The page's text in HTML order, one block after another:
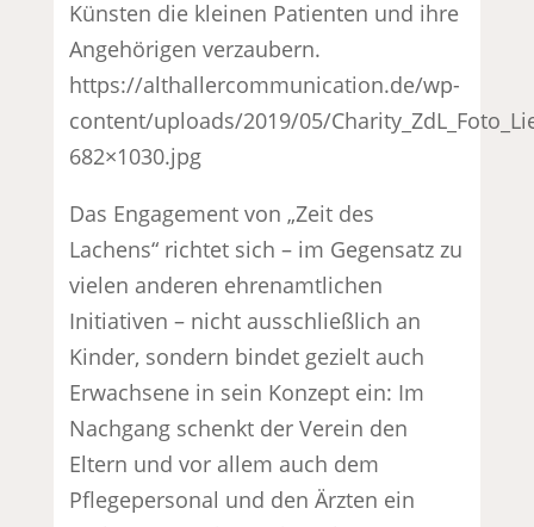
Künsten die kleinen Patienten und ihre
Angehörigen verzaubern.
https://althallercommunication.de/wp-
content/uploads/2019/05/
682×1030.jpg
Das Engagement von „Zeit des
Lachens“ richtet sich – im Gegensatz zu
vielen anderen ehrenamtlichen
Initiativen – nicht ausschließlich an
Kinder, sondern bindet gezielt auch
Erwachsene in sein Konzept ein: Im
Nachgang schenkt der Verein den
Eltern und vor allem auch dem
Pflegepersonal und den Ärzten ein